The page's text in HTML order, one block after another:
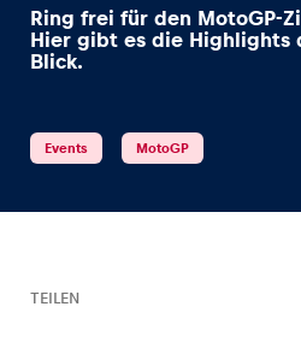
Ring frei für den MotoGP-
Hier gibt es die Highlights
Blick.
Events MotoGP
TEILEN